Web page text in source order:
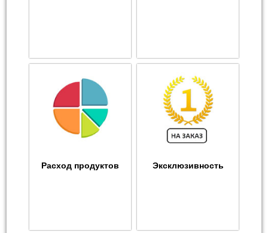
Расход продуктов Эксклюзивность